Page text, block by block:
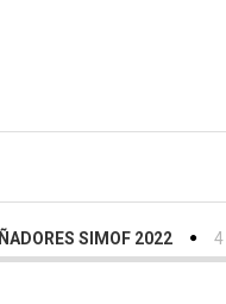
2022 4 years ago -